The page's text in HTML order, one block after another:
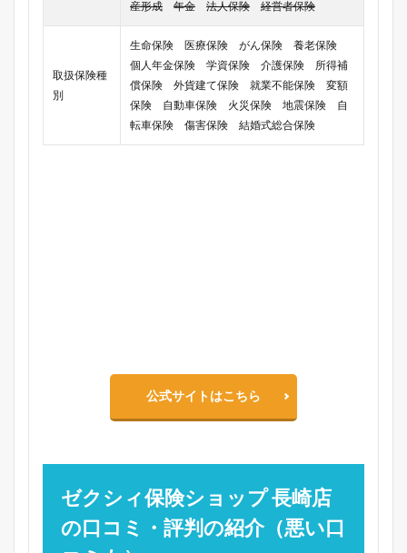
産形成 年金 法人保険 経営者保険
取扱保険種
別
生命保険 医療保険 がん保険 養老保険
個人年金保険 学資保険 介護保険 所得補
償保険 外貨建て保険 就業不能保険 変額
保険 自動車保険 火災保険 地震保険 自
転車保険 傷害保険 結婚式総合保険
公式サイトはこちら
ゼクシィ保険ショップ 長崎店
の口コミ・評判の紹介（悪い口